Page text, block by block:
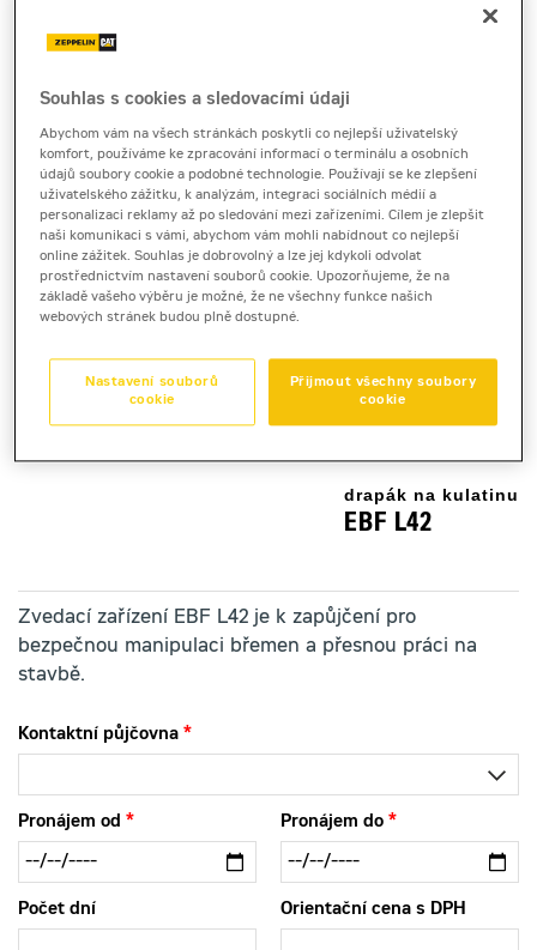
Cena za pronájem
1 - 22 dnů
2 560 Kč bez DPH
3 097 Kč s DPH
23 a více dnů
2 410 Kč bez DPH
drapák na kulatinu
EBF L42
Zvedací zařízení EBF L42 je k zapůjčení pro
bezpečnou manipulaci břemen a přesnou práci na
stavbě.
Kontaktní půjčovna
Pronájem od Pronájem do
Počet dní Orientační cena s DPH
Souhlas s cookies a sledovacími údaji
Abychom vám na všech stránkách poskytli co nejlepší uživatelský
komfort, používáme ke zpracování informací o terminálu a osobních
údajů soubory cookie a podobné technologie. Používají se ke zlepšení
uživatelského zážitku, k analýzám, integraci sociálních médií a
personalizaci reklamy až po sledování mezi zařízeními. Cílem je zlepšit
naši komunikaci s vámi, abychom vám mohli nabídnout co nejlepší
online zážitek. Souhlas je dobrovolný a lze jej kdykoli odvolat
prostřednictvím nastavení souborů cookie. Upozorňujeme, že na
základě vašeho výběru je možné, že ne všechny funkce našich
webových stránek budou plně dostupné.
Přijmout všechny soubory
cookie
Nastavení souborů
cookie